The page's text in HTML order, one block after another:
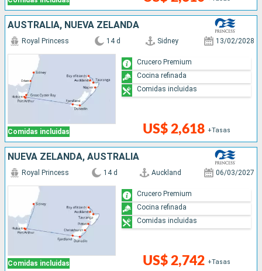
AUSTRALIA, NUEVA ZELANDA
Comidas incluidas
Royal Princess 14 d Sidney 13/02/2028
US$ 2,618 +Tasas
Crucero Premium
Cocina refinada
Comidas incluidas
NUEVA ZELANDA, AUSTRALIA
Comidas incluidas
Royal Princess 14 d Auckland 06/03/2027
US$ 2,742 +Tasas
Crucero Premium
Cocina refinada
Comidas incluidas